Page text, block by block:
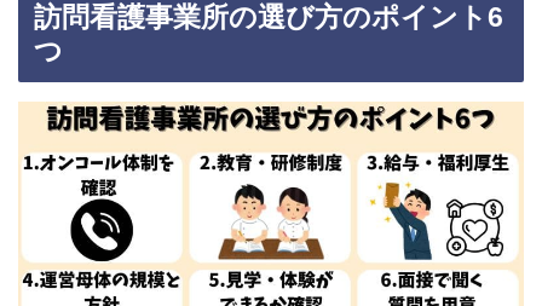
訪問看護事業所の選び方のポイント6
つ